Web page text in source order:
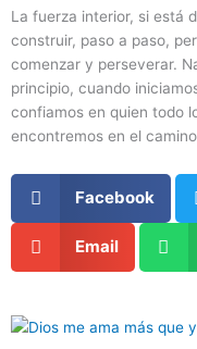
La fuerza interior, si está
construir, paso a paso,
comenzar y perseverar.
principio, cuando
confiamos en quien todo
encontremos en el
Facebook
Email
Página
Página
Página
Página
Página